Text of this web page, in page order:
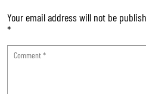
Your email address will not be
*